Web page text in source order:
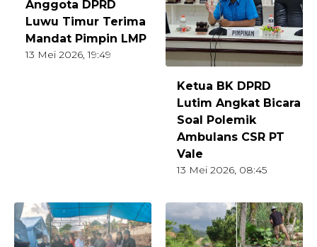
Anggota DPRD
Luwu Timur Terima
Mandat Pimpin LMP
13 Mei 2026, 19:49
Ketua BK DPRD
Lutim Angkat Bicara
Soal Polemik
Ambulans CSR PT
Vale
13 Mei 2026, 08:45